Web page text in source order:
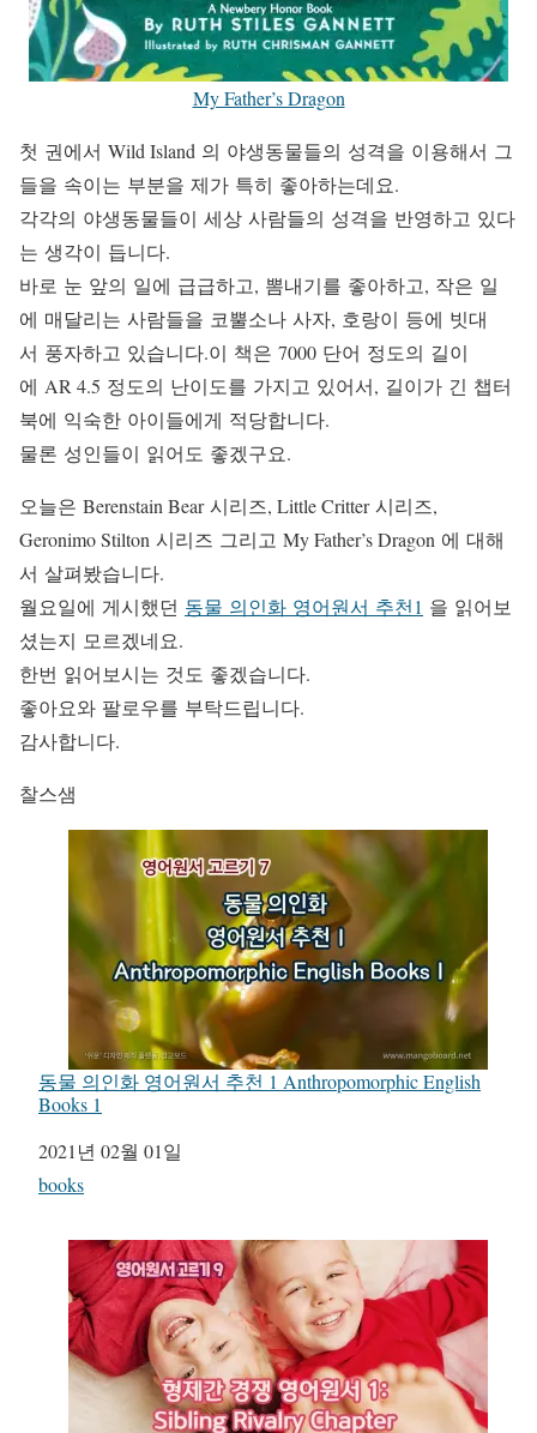
My Father’s Dragon
첫 권에서 Wild Island 의 야생동물들의 성격을 이용해서 그
들을 속이는 부분을 제가 특히 좋아하는데요.
각각의 야생동물들이 세상 사람들의 성격을 반영하고 있다
는 생각이 듭니다.
바로 눈 앞의 일에 급급하고, 뽐내기를 좋아하고, 작은 일
에 매달리는 사람들을 코뿔소나 사자, 호랑이 등에 빗대
서 풍자하고 있습니다.이 책은 7000 단어 정도의 길이
에 AR 4.5 정도의 난이도를 가지고 있어서, 길이가 긴 챕터
북에 익숙한 아이들에게 적당합니다.
물론 성인들이 읽어도 좋겠구요.
오늘은 Berenstain Bear 시리즈, Little Critter 시리즈,
Geronimo Stilton 시리즈 그리고 My Father’s Dragon 에 대해
서 살펴봤습니다.
월요일에 게시했던 동물 의인화 영어원서 추천1 을 읽어보
셨는지 모르겠네요.
한번 읽어보시는 것도 좋겠습니다.
좋아요와 팔로우를 부탁드립니다.
감사합니다.
찰스샘
동물 의인화 영어원서 추천 1 Anthropomorphic English
Books 1
일자
2021년 02월 01일
관련 항목
books